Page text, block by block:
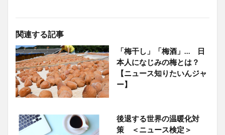
関連する記事
「梅干し」「梅酒」… 日
本人になじみの梅とは？
【ニュース知りたいんジャ
ー】
後退する世界の温暖化対
策 ＜ニュース検定＞